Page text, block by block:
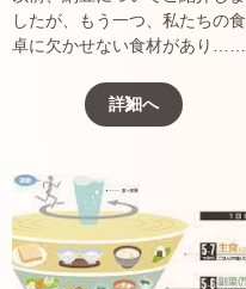
したが、もう一つ、私たちの食
卓に欠かせない食材があり……
詳細へ